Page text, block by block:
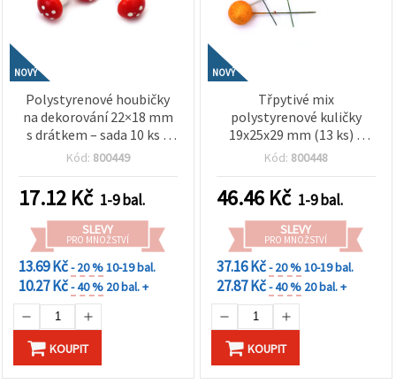
NOVÝ
Polystyrenové houbičky
na dekorování 22×18 mm
s drátkem – sada 10 ks –
ideální pro floristiku,
DIY dekorace
Kód: 800449
17.12 Kč 1-9 bal.
SLEVY
PRO MNOŽSTVÍ
13.69 Kč- 20 %10-19 bal.
10.27 Kč- 40 % 20 bal. +
KOUPIT
NOVÝ
Třpytivé mix
polystyrenové kuličky
19x25x29 mm (13 ks) a
bonbony 67x40 mm (2 ks)
ideální pro vánoční
dekorace, květinová
aranžmá a kreativní
tvoření
Kód: 800448
46.46 Kč 1-9 bal.
SLEVY
PRO MNOŽSTVÍ
37.16 Kč- 20 %10-19 bal.
27.87 Kč- 40 % 20 bal. +
KOUPIT